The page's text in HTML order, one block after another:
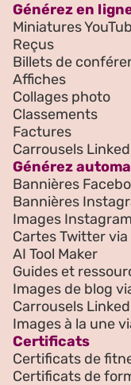
Générez en
Miniatures
Reçus
Billets de
Affiches
Collages photo
Classements
Factures
Carrousels
Générez
Bannières
Bannières
Images
Cartes Twitter
AI Tool Maker
Guides et
Images de blog
Carrousels
Images à la une
Certificats
Certificats de
Certificats de